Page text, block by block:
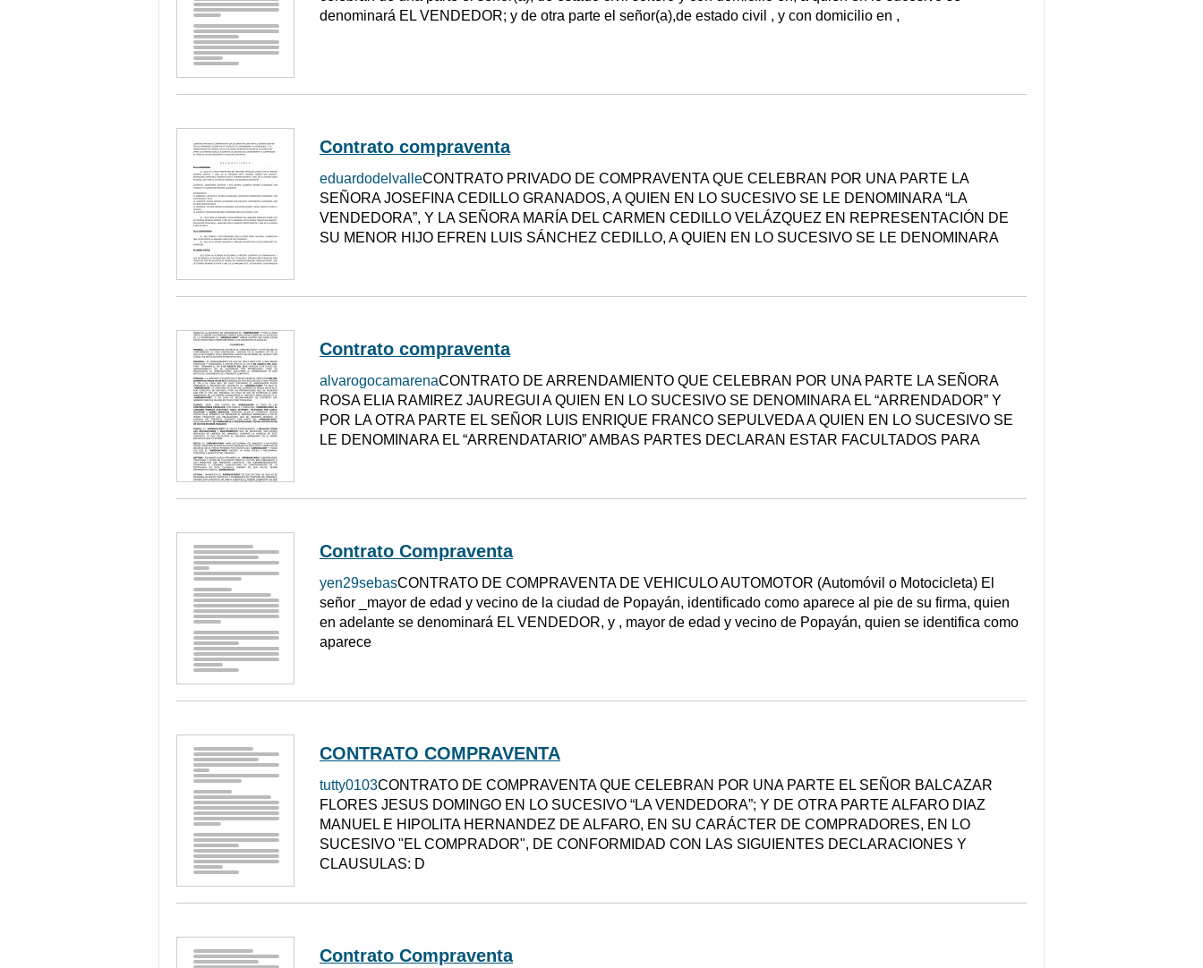
denominará EL VENDEDOR; y de otra parte el señor(a),de estado civil , y con domicilio en ,
Contrato compraventa
eduardodelvalleCONTRATO PRIVADO DE COMPRAVENTA QUE CELEBRAN POR UNA PARTE LA
SEÑORA JOSEFINA CEDILLO GRANADOS, A QUIEN EN LO SUCESIVO SE LE DENOMINARA “LA
VENDEDORA”, Y LA SEÑORA MARÍA DEL CARMEN CEDILLO VELÁZQUEZ EN REPRESENTACIÓN DE
SU MENOR HIJO EFREN LUIS SÁNCHEZ CEDILLO, A QUIEN EN LO SUCESIVO SE LE DENOMINARA
Contrato compraventa
alvarogocamarenaCONTRATO DE ARRENDAMIENTO QUE CELEBRAN POR UNA PARTE LA SEÑORA
ROSA ELIA RAMIREZ JAUREGUI A QUIEN EN LO SUCESIVO SE DENOMINARA EL “ARRENDADOR” Y
POR LA OTRA PARTE EL SEÑOR LUIS ENRIQUE FRANCO SEPULVEDA A QUIEN EN LO SUCESIVO SE
LE DENOMINARA EL “ARRENDATARIO” AMBAS PARTES DECLARAN ESTAR FACULTADOS PARA
Contrato Compraventa
yen29sebasCONTRATO DE COMPRAVENTA DE VEHICULO AUTOMOTOR (Automóvil o Motocicleta) El
señor _mayor de edad y vecino de la ciudad de Popayán, identificado como aparece al pie de su firma, quien
en adelante se denominará EL VENDEDOR, y , mayor de edad y vecino de Popayán, quien se identifica como
aparece
CONTRATO COMPRAVENTA
tutty0103CONTRATO DE COMPRAVENTA QUE CELEBRAN POR UNA PARTE EL SEÑOR BALCAZAR
FLORES JESUS DOMINGO EN LO SUCESIVO “LA VENDEDORA”; Y DE OTRA PARTE ALFARO DIAZ
MANUEL E HIPOLITA HERNANDEZ DE ALFARO, EN SU CARÁCTER DE COMPRADORES, EN LO
SUCESIVO "EL COMPRADOR", DE CONFORMIDAD CON LAS SIGUIENTES DECLARACIONES Y
CLAUSULAS: D
Contrato Compraventa